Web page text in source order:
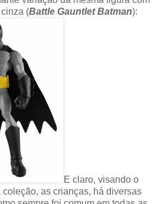
(Battle Gauntlet Batman):
E claro, visando o
as crianças, há diversas